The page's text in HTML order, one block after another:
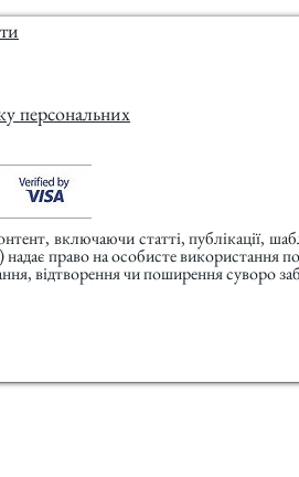
персональних
включаючи статті, публікації,
право на особисте використання
відтворення чи поширення суворо